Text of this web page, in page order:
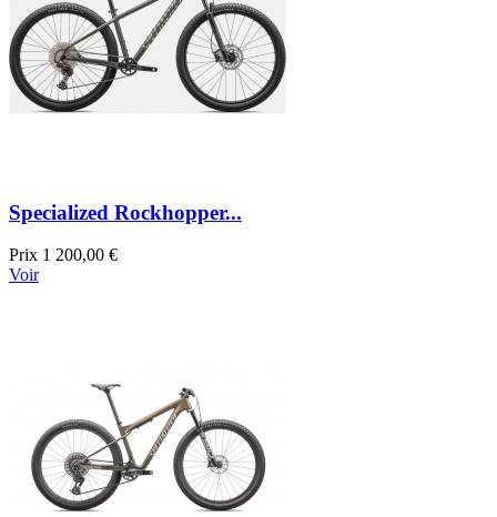
Specialized Rockhopper...
Prix 1 200,00 €
Voir